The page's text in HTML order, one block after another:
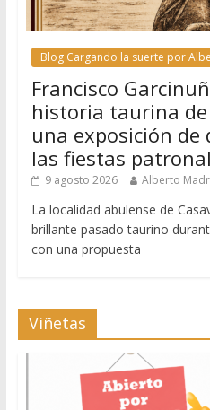
Blog Cargando la suerte por
Francisco
historia taurina de
una exposición
las fiestas
9 agosto 2026 Alberto
La localidad abulense de
brillante pasado taurino
con una propuesta
Viñetas